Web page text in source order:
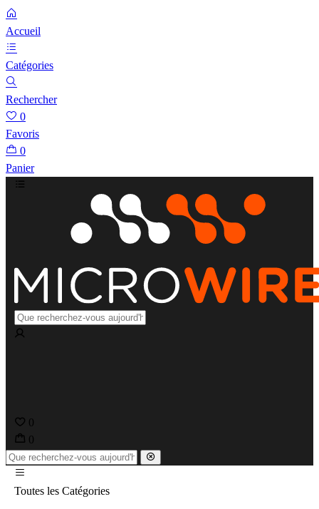
Accueil
Catégories
Rechercher
0
Favoris
0
Panier
0
0
Toutes les Catégories